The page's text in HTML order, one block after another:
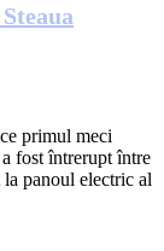
primul meci
fost întrerupt între
panoul electric al